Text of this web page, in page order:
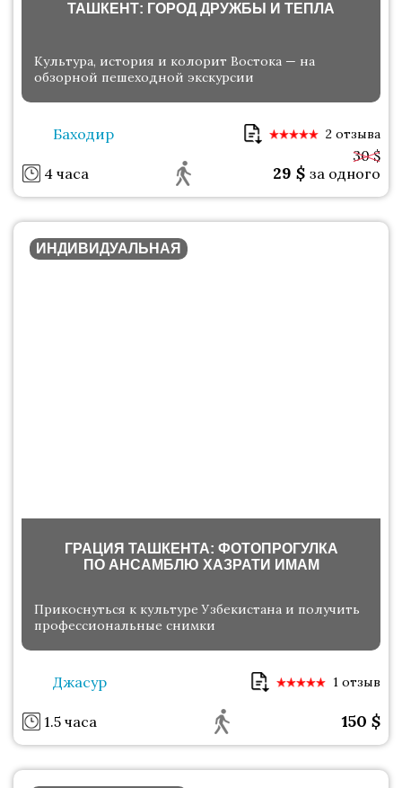
ТАШКЕНТ: ГОРОД ДРУЖБЫ И ТЕПЛА
Культура, история и колорит Востока — на
обзорной пешеходной экскурсии
Баходир 2 отзыва
4 часа 29 $ за одного
30 $
ИНДИВИДУАЛЬНАЯ
ГРАЦИЯ ТАШКЕНТА: ФОТОПРОГУЛКА
ПО АНСАМБЛЮ ХАЗРАТИ ИМАМ
Прикоснуться к культуре Узбекистана и получить
профессиональные снимки
Джасур 1 отзыв
1.5 часа 150 $